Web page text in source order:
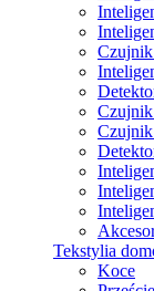
Tekstylia
Koce